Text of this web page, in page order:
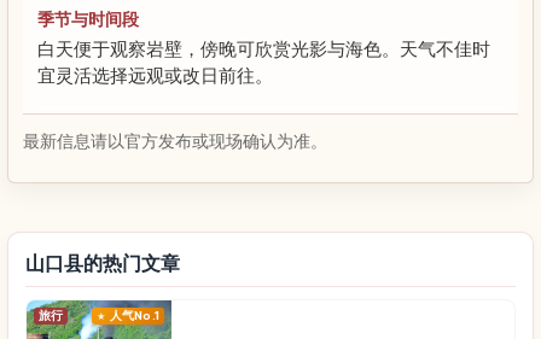
季节与时间段
白天便于观察岩壁，傍晚可欣赏光影与海色。天气不佳时
宜灵活选择远观或改日前往。
最新信息请以官方发布或现场确认为准。
山口县的热门文章
旅行 人气No.1